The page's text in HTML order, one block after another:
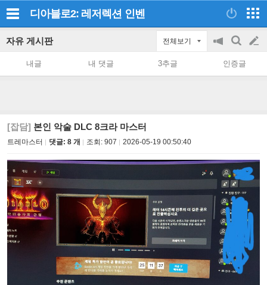
디아블로2: 레저렉션 인벤
자유 게시판 전체보기
공
on/off
검
색
글
쓰
내글 내 댓글 3추글 인증글
[잡담] 본인 악술 DLC 8크라 마스터
트레마스터 댓글: 8 개 조회: 907 2026-05-19 00:50:40